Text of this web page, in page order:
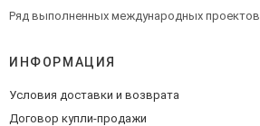
Ряд выполненных международных проектов
ИНФОРМАЦИЯ
Условия доставки и возврата
Договор купли-продажи